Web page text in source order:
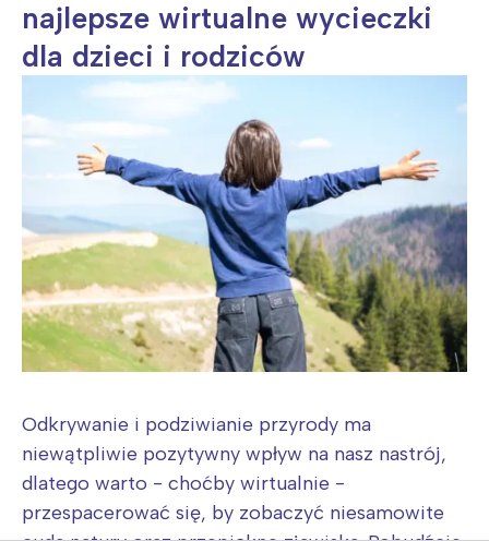
najlepsze wirtualne wycieczki
dla dzieci i rodziców
Odkrywanie i podziwianie przyrody ma
niewątpliwie pozytywny wpływ na nasz nastrój,
dlatego warto - choćby wirtualnie -
przespacerować się, by zobaczyć niesamowite